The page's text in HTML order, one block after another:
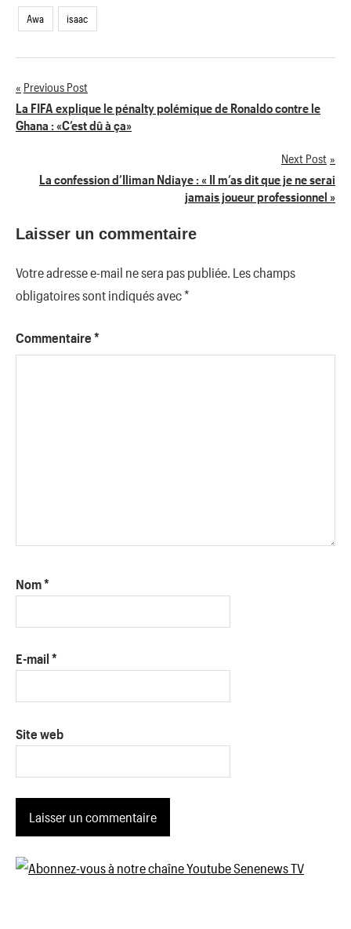
Awa isaac
Navigation
de
Previous Post
La FIFA explique le pénalty polémique de Ronaldo contre le
Ghana : «C’est dû à ça»
Next Post
La confession d’Iliman Ndiaye : « Il m’as dit que je ne serai
jamais joueur professionnel »
Laisser un commentaire
Votre adresse e-mail ne sera pas publiée. Les champs
obligatoires sont indiqués avec*
Commentaire *
Nom*
E-mail *
Site web